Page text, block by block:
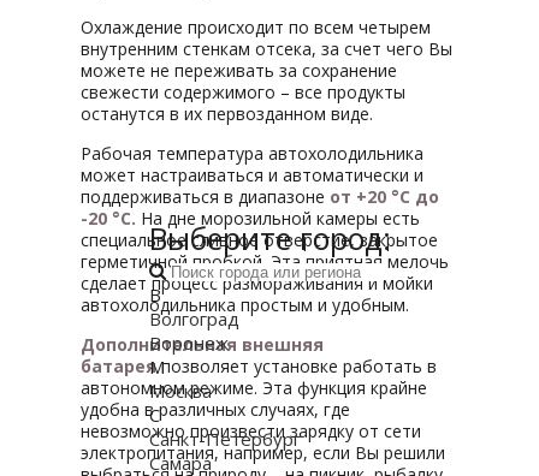
Охлаждение происходит по всем четырем
внутренним стенкам отсека, за счет чего Вы
можете не переживать за сохранение
свежести содержимого – все продукты
останутся в их первозданном виде.
Рабочая температура автохолодильника
может настраиваться и автоматически и
поддерживаться в диапазоне от +20 °C до
-20 °C. На дне морозильной камеры есть
специальное сливное отверстие, закрытое
герметичной пробкой. Эта приятная мелочь
сделает процесс размораживания и мойки
автохолодильника простым и удобным.
Дополнительная внешняя
батареяпозволяет установке работать в
автономном режиме. Эта функция крайне
удобна в различных случаях, где
невозможно произвести зарядку от сети
электропитания, например, если Вы решили
Выберите город:
В
Волгоград
Воронеж
М
Москва
С
Санкт-Петербург
Самара